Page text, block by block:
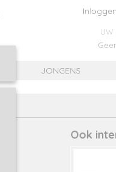
Inloggen
UW
JONGENS
Ook